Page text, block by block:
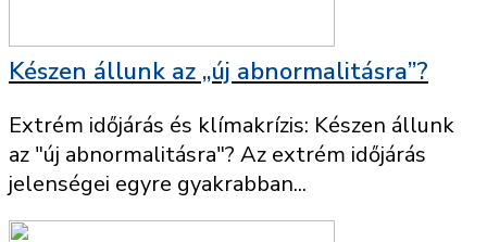
Készen állunk az „új abnormalitásra”?
Extrém időjárás és klímakrízis: Készen állunk
az "új abnormalitásra"? Az extrém időjárás
jelenségei egyre gyakrabban...